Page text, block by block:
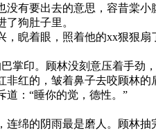
没有要出去的意思，容昔棠
狗肚子里。
睨着眼，照着他的xx狠狠扇
掌印。顾林没刻意压着手劲
非红的，皱着鼻子去咬顾林
道：“睡你的觉，德性。”
连绵的阴雨最是磨人。顾林